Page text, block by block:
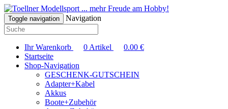
... mehr Freude am Hobby!
Toggle navigation Navigation
Ihr Warenkorb 0 Artikel 0.00 €
Startseite
Shop-Navigation
GESCHENK-GUTSCHEIN
Adapter+Kabel
Akkus
Boote+Zubehör